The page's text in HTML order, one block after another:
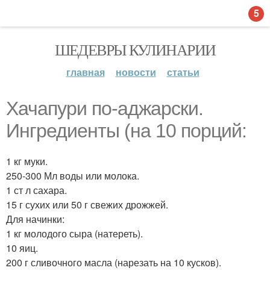
ШЕДЕВРЫ КУЛИНАРИИ
главная новости статьи
Хачапури по-аджарски.
Ингредиенты (на 10 порций:
1 кг муки.
250-300 Мл воды или молока.
1 ст л сахара.
15 г сухих или 50 г свежих дрожжей.
Для начинки:
1 кг молодого сыра (натереть).
10 яиц.
200 г сливочного масла (нарезать на 10 кусков).
5